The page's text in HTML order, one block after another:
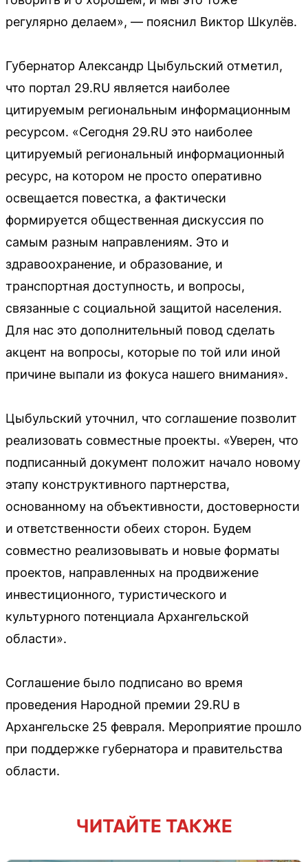
регулярно делаем», — пояснил Виктор Шкулёв.
Губернатор Александр Цыбульский отметил,
что портал 29.RU является наиболее
цитируемым региональным информационным
ресурсом. «Сегодня 29.RU это наиболее
цитируемый региональный информационный
ресурс, на котором не просто оперативно
освещается повестка, а фактически
формируется общественная дискуссия по
самым разным направлениям. Это и
здравоохранение, и образование, и
транспортная доступность, и вопросы,
связанные с социальной защитой населения.
Для нас это дополнительный повод сделать
акцент на вопросы, которые по той или иной
причине выпали из фокуса нашего внимания».
Цыбульский уточнил, что соглашение позволит
реализовать совместные проекты. «Уверен, что
подписанный документ положит начало новому
этапу конструктивного партнерства,
основанному на объективности, достоверности
и ответственности обеих сторон. Будем
совместно реализовывать и новые форматы
проектов, направленных на продвижение
инвестиционного, туристического и
культурного потенциала Архангельской
области».
Соглашение было подписано во время
проведения Народной премии 29.RU в
Архангельске 25 февраля. Мероприятие прошло
при поддержке губернатора и правительства
области.
ЧИТАЙТЕ ТАКЖЕ